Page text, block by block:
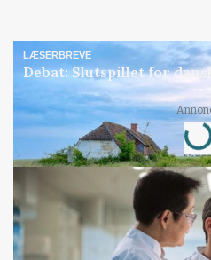
LÆSERBREVE
Debat: Slutspillet for
Loading...